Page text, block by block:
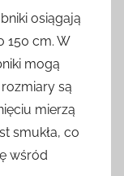
osiągają
150 cm. W
mogą
są
mierzą
smukła, co
wśród